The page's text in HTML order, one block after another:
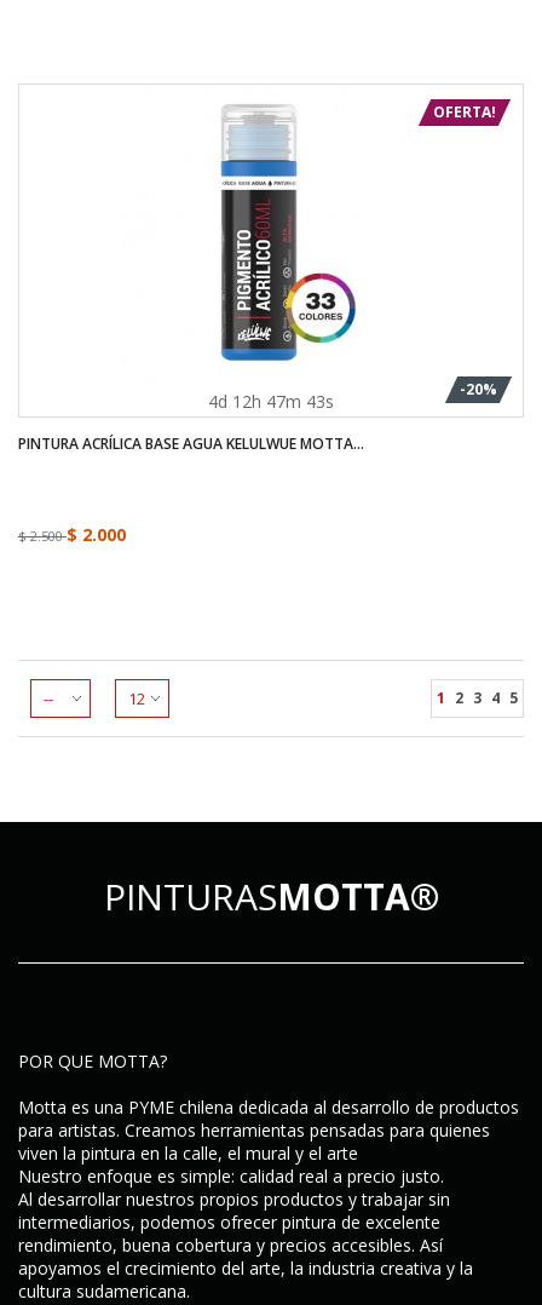
OFERTA!
4d 12h 47m 43s
-20%
PINTURA ACRÍLICA BASE AGUA KELULWUE MOTTA...
$ 2.500$ 2.000
1 2 3 4 5
PINTURASMOTTA®
POR QUE MOTTA?
Motta es una PYME chilena dedicada al desarrollo de productos
para artistas. Creamos herramientas pensadas para quienes
viven la pintura en la calle, el mural y el arte
Nuestro enfoque es simple: calidad real a precio justo.
Al desarrollar nuestros propios productos y trabajar sin
intermediarios, podemos ofrecer pintura de excelente
rendimiento, buena cobertura y precios accesibles. Así
apoyamos el crecimiento del arte, la industria creativa y la
cultura sudamericana.